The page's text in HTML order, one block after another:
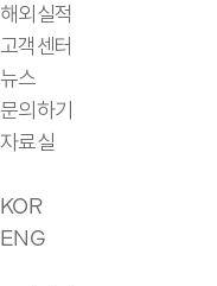
해외실적
고객센터
뉴스
문의하기
자료실
KOR
ENG